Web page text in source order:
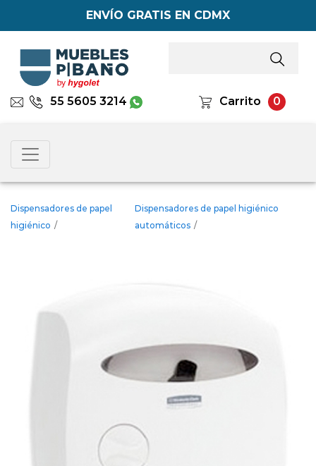
ENVÍO GRATIS EN CDMX
55 5605 3214 Carrito 0
Dispensadores de papel
higiénico /
Dispensadores de papel higiénico
automáticos /